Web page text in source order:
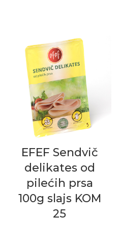
EFEF Sendvič
delikates od
pilećih prsa
100g slajs KOM
25